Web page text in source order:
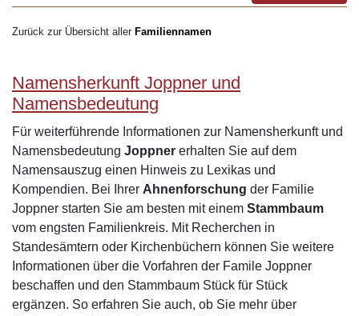
Zurück zur Übersicht aller Familiennamen
Namensherkunft Joppner und
Namensbedeutung
Für weiterführende Informationen zur Namensherkunft und
Namensbedeutung Joppner erhalten Sie auf dem
Namensauszug einen Hinweis zu Lexikas und
Kompendien. Bei Ihrer Ahnenforschung der Familie
Joppner starten Sie am besten mit einem Stammbaum
vom engsten Familienkreis. Mit Recherchen in
Standesämtern oder Kirchenbüchern können Sie weitere
Informationen über die Vorfahren der Famile Joppner
beschaffen und den Stammbaum Stück für Stück
ergänzen. So erfahren Sie auch, ob Sie mehr über